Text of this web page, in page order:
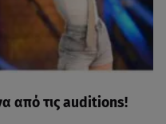
από τις auditions!